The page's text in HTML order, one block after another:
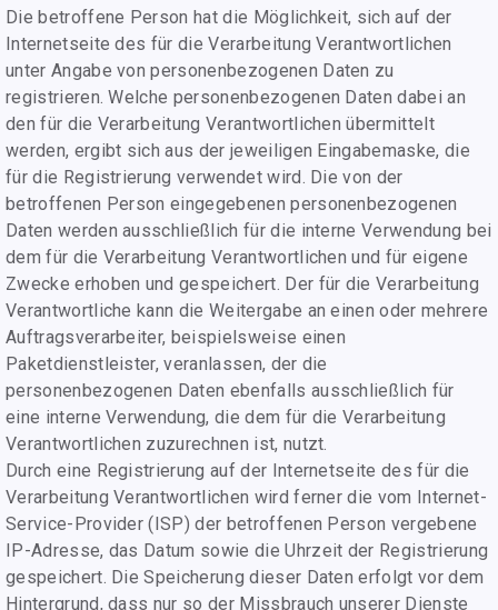
Die betroffene Person hat die Möglichkeit, sich auf der
Internetseite des für die Verarbeitung Verantwortlichen
unter Angabe von personenbezogenen Daten zu
registrieren. Welche personenbezogenen Daten dabei an
den für die Verarbeitung Verantwortlichen übermittelt
werden, ergibt sich aus der jeweiligen Eingabemaske, die
für die Registrierung verwendet wird. Die von der
betroffenen Person eingegebenen personenbezogenen
Daten werden ausschließlich für die interne Verwendung bei
dem für die Verarbeitung Verantwortlichen und für eigene
Zwecke erhoben und gespeichert. Der für die Verarbeitung
Verantwortliche kann die Weitergabe an einen oder mehrere
Auftragsverarbeiter, beispielsweise einen
Paketdienstleister, veranlassen, der die
personenbezogenen Daten ebenfalls ausschließlich für
eine interne Verwendung, die dem für die Verarbeitung
Verantwortlichen zuzurechnen ist, nutzt.
Durch eine Registrierung auf der Internetseite des für die
Verarbeitung Verantwortlichen wird ferner die vom Internet-
Service-Provider (ISP) der betroffenen Person vergebene
IP-Adresse, das Datum sowie die Uhrzeit der Registrierung
gespeichert. Die Speicherung dieser Daten erfolgt vor dem
Hintergrund, dass nur so der Missbrauch unserer Dienste